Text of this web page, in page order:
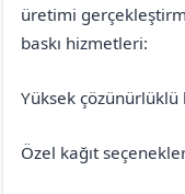
üretimi
baskı hizmetleri:
Yüksek çözünürlüklü
Özel kağıt